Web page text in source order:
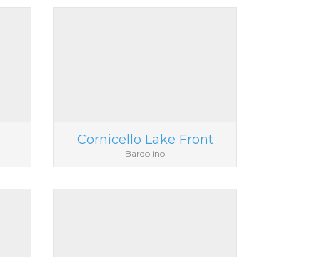
Cornicello Lake Front
Bardolino